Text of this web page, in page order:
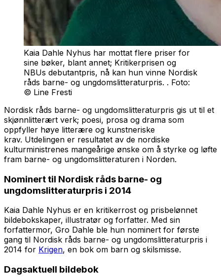
Kaia Dahle Nyhus har mottat flere priser for
sine bøker, blant annet; Kritikerprisen og
NBUs debutantpris, nå kan hun vinne Nordisk
råds barne- og ungdomslitteraturpris. . Foto:
© Line Fresti
Nordisk råds barne- og ungdomslitteraturpris gis ut til et
skjønnlitterært verk; poesi, prosa og drama som
oppfyller høye litterære og kunstneriske
krav. Utdelingen er resultatet av de nordiske
kulturministrenes mangeårige ønske om å styrke og løfte
fram barne- og ungdomslitteraturen i Norden.
Nominert til Nordisk råds barne- og
ungdomslitteraturpris i 2014
Kaia Dahle Nyhus er en kritikerrost og prisbelønnet
bildebokskaper, illustratør og forfatter. Med sin
forfattermor, Gro Dahle ble hun nominert for første
gang til Nordisk råds barne- og ungdomslitteraturpris i
2014 for Krigen, en bok om barn og skilsmisse.
Dagsaktuell bildebok